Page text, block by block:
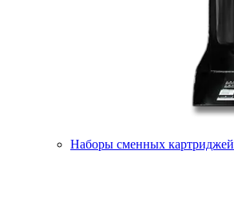
Наборы сменных картриджей